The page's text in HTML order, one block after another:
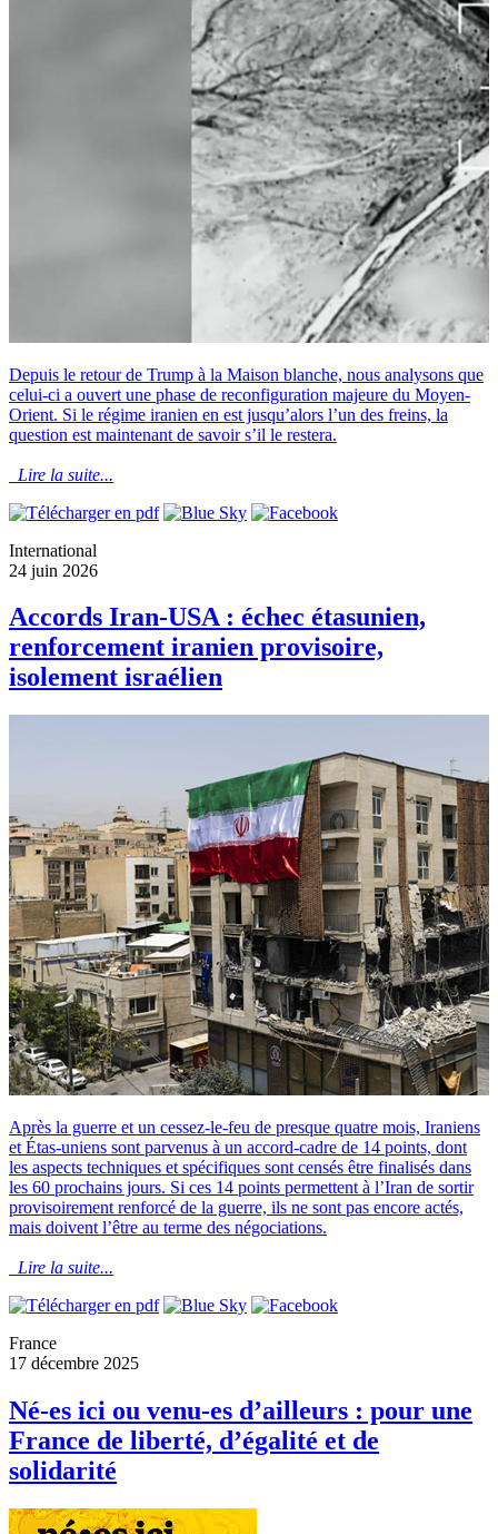
Depuis le retour de Trump à la Maison blanche, nous analysons que
celui-ci a ouvert une phase de reconfiguration majeure du Moyen-
Orient. Si le régime iranien en est jusqu’alors l’un des freins, la
question est maintenant de savoir s’il le restera.
Lire la suite...
International
24 juin 2026
Accords Iran-USA : échec étasunien,
renforcement iranien provisoire,
isolement israélien
Après la guerre et un cessez-le-feu de presque quatre mois, Iraniens
et Étas-uniens sont parvenus à un accord-cadre de 14 points, dont
les aspects techniques et spécifiques sont censés être finalisés dans
les 60 prochains jours. Si ces 14 points permettent à l’Iran de sortir
provisoirement renforcé de la guerre, ils ne sont pas encore actés,
mais doivent l’être au terme des négociations.
Lire la suite...
France
17 décembre 2025
Né-es ici ou venu-es d’ailleurs : pour une
France de liberté, d’égalité et de
solidarité